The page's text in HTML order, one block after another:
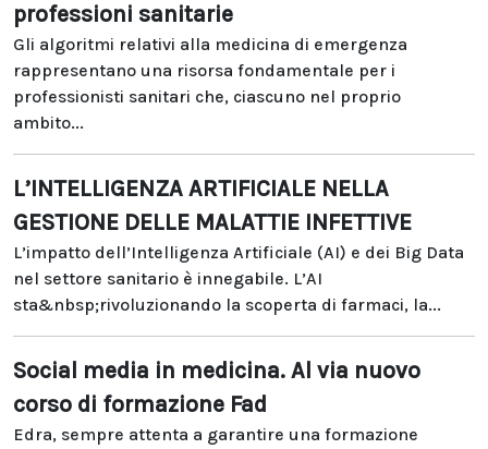
professioni sanitarie
Gli algoritmi relativi alla medicina di emergenza
rappresentano una risorsa fondamentale per i
professionisti sanitari che, ciascuno nel proprio
ambito...
L’INTELLIGENZA ARTIFICIALE NELLA
GESTIONE DELLE MALATTIE INFETTIVE
L’impatto dell’Intelligenza Artificiale (AI) e dei Big Data
nel settore sanitario è innegabile. L’AI
sta&nbsp;rivoluzionando la scoperta di farmaci, la...
Social media in medicina. Al via nuovo
corso di formazione Fad
Edra, sempre attenta a garantire una formazione